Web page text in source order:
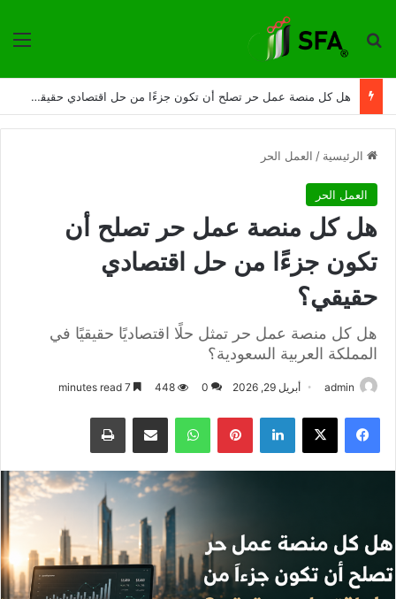
ترتيب حسب
هل تحتاج المملكة العربية السعودية إلى مؤشر وطني مستقل لقياس العمل الحر الرقمي؟
الرئيسية / العمل الحر
العمل الحر
هل كل منصة عمل حر تصلح أن
تكون جزءًا من حل اقتصادي
حقيقي؟
هل كل منصة عمل حر تمثل حلًا اقتصاديًا حقيقيًا في
المملكة العربية السعودية؟
admin أبريل 29, 2026 0
448
فيسبوك لينكدإن بينتيريست واتساب مشاركة بالاميل